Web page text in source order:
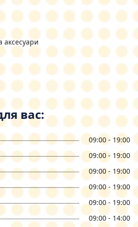
аксесуари
вас:
09:00 - 19:00
09:00 - 19:00
09:00 - 19:00
09:00 - 19:00
09:00 - 19:00
09:00 - 14:00